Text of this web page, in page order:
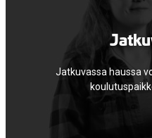
Jatkuvassa haussa